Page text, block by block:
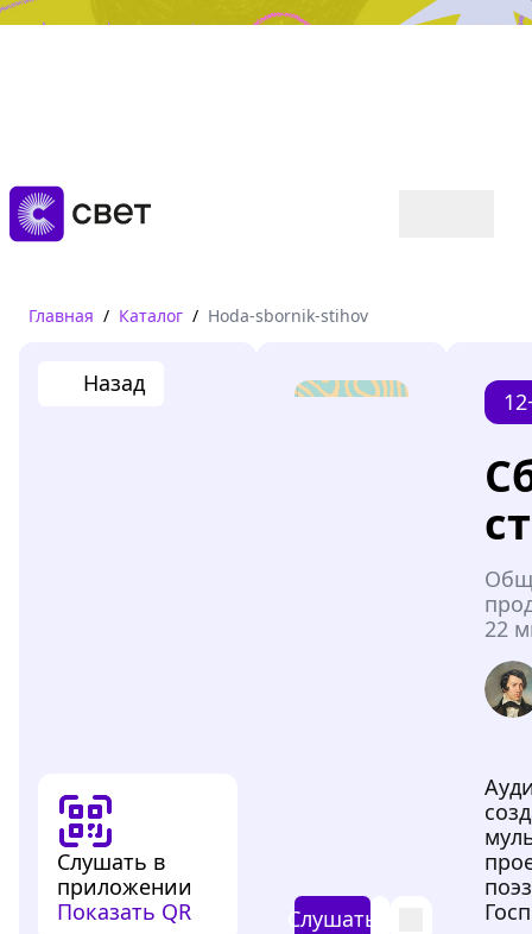
Дружба, любовь, взросление
Читать
Главная / Каталог / Hoda-sbornik-stihov
Назад
Слушать в
приложении
Показать QR
Слушать
22